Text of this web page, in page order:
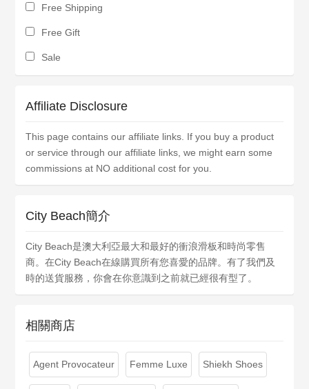
Free Shipping
Free Gift
Sale
Affiliate Disclosure
This page contains our affiliate links. If you buy a product
or service through our affiliate links, we might earn some
commissions at NO additional cost for you.
City Beach簡介
City Beach是澳大利亞最大和最好的衝浪滑板和時尚零售
商。在City Beach在線購買所有您喜愛的品牌。有了我們及
時的送貨服務，你會在你意識到之前就已經很有型了。
相關商店
Agent Provocateur Femme Luxe Shiekh Shoes